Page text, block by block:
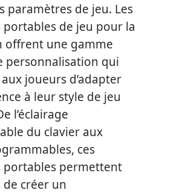
paramètres de jeu. Les
de jeu pour la
offrent une gamme
personnalisation qui
joueurs d’adapter
à leur style de jeu
l’éclairage
du clavier aux
ces
portables permettent
créer un